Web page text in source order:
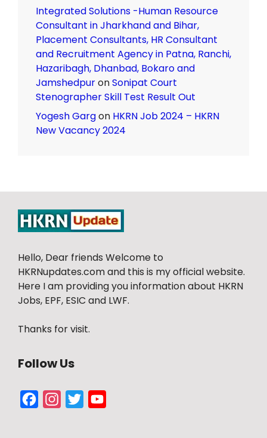
Integrated Solutions -Human Resource
Consultant in Jharkhand and Bihar,
Placement Consultants, HR Consultant
and Recruitment Agency in Patna, Ranchi,
Hazaribagh, Dhanbad, Bokaro and
JamshedpuronSonipat Court
Stenographer Skill Test Result Out
Yogesh Gargon HKRN Job 2024 – HKRN
New Vacancy 2024
Hello, Dear friends Welcome to
HKRNupdates.com and this is my official website.
Here I am providing you information about HKRN
Jobs, EPF, ESIC and LWF.
Thanks for visit.
Follow Us
FacebookInstagram
Twitter